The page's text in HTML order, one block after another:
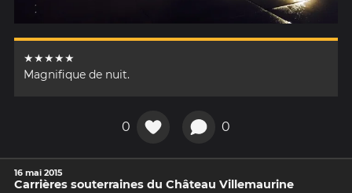
★★★★★
Magnifique de nuit.
0 0
16 mai 2015
Carrières souterraines du Château Villemaurine